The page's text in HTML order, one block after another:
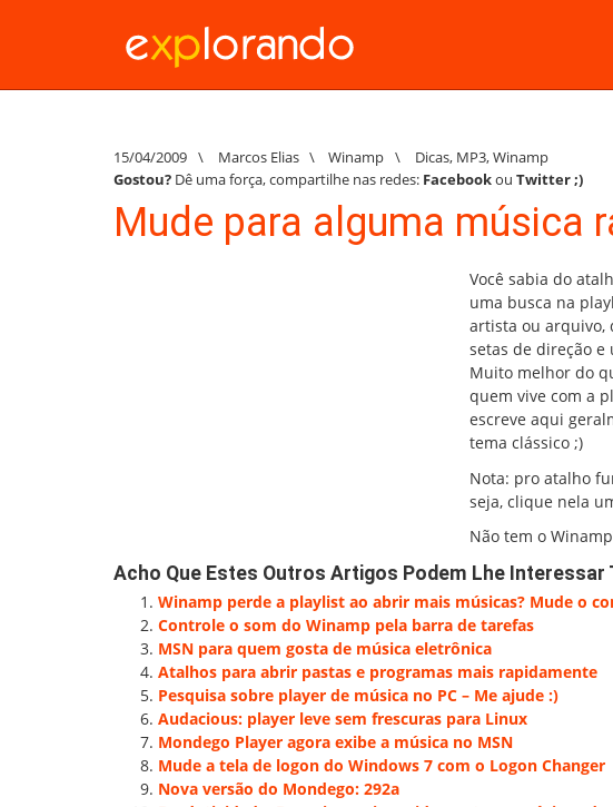
15/04/2009 \ Marcos Elias \ Winamp \ Dicas, MP3,Winamp
Gostou? Dê uma força, compartilhe nas redes: Facebookou Twitter;)
Mude para alguma música
Você sabia do
uma busca na
artista ou arquivo,
setas de direção e
Muito melhor do
quem vive com a
escreve aqui
tema clássico ;)
Nota: pro atalho
seja, clique nela
Não tem o
Acho Que Estes Outros Artigos Podem Lhe Interessar
Winamp perde a playlist ao abrir mais músicas? Mude o
Controle o som do Winamp pela barra de tarefas
MSN para quem gosta de música eletrônica
Atalhos para abrir pastas e programas mais rapidamente
Pesquisa sobre player de música no PC – Me ajude :)
Audacious: player leve sem frescuras para Linux
Mondego Player agora exibe a música no MSN
Mude a tela de logon do Windows 7 com o Logon Changer
Nova versão do Mondego: 292a